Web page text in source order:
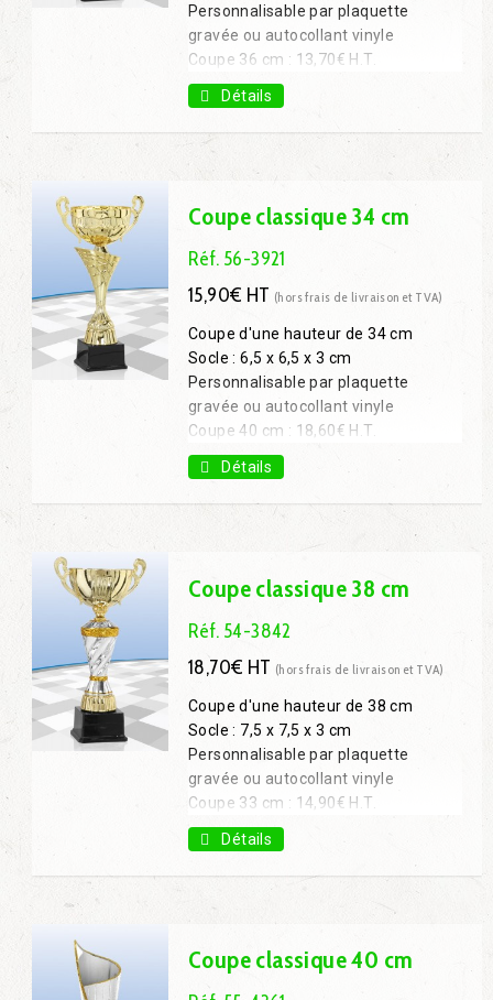
Personnalisable par plaquette
gravée ou autocollant vinyle
Coupe 36 cm : 13,70€ H.T.
Coupe 40 cm : 16,30€ H.T.
Coupe 47 cm : 19,40€ H.T.
Détails
Coupe classique 34 cm
Réf. 56-3921
15,90€ HT (hors frais de livraison et TVA)
Coupe d'une hauteur de 34 cm
Socle : 6,5 x 6,5 x 3 cm
Personnalisable par plaquette
gravée ou autocollant vinyle
Coupe 40 cm : 18,60€ H.T.
Coupe 43 cm : 20,90€ H.T.
Coupe 47 cm : 27,30€ H.T.
Détails
Coupe classique 38 cm
Réf. 54-3842
18,70€ HT (hors frais de livraison et TVA)
Coupe d'une hauteur de 38 cm
Socle : 7,5 x 7,5 x 3 cm
Personnalisable par plaquette
gravée ou autocollant vinyle
Coupe 33 cm : 14,90€ H.T.
Coupe 44 cm : 21,30€ H.T.
Coupe 47 cm : 24,30€ H.T.
Détails
Coupe classique 40 cm